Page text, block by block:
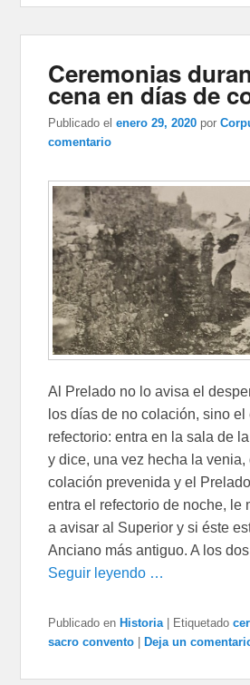
Ceremonias
cena en días de
Publicado el enero 29, 2020 por
comentario
Al Prelado no lo avisa el
los días de no colación, sino el
refectorio: entra en la sala de
y dice, una vez hecha la venia,
colación prevenida y el
entra el refectorio de noche, le
a avisar al Superior y si éste
Anciano más antiguo. A los
Seguir leyendo …
Publicado en Historia Etiquetado
sacro convento
Deja un